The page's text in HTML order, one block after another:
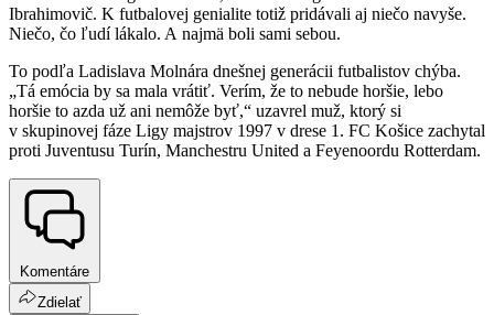
Ibrahimovič. K futbalovej genialite totiž pridávali aj niečo navyše.
Niečo, čo ľudí lákalo. A najmä boli sami sebou.
To podľa Ladislava Molnára dnešnej generácii futbalistov chýba.
„Tá emócia by sa mala vrátiť. Verím, že to nebude horšie, lebo
horšie to azda už ani nemôže byť,“ uzavrel muž, ktorý si
v skupinovej fáze Ligy majstrov 1997 v drese 1. FC Košice zachytal
proti Juventusu Turín, Manchestru United a Feyenoordu Rotterdam.
Komentáre
Zdielať